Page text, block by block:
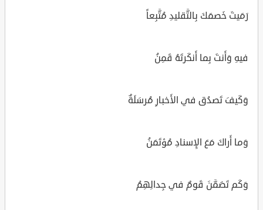
رَمَيتَ خَصمَكَ بِالتَّقليدِ مُتَّبِعاً
فيهِ وَأَنتَ بِما أَنكَرتَهُ قَمِنُ
وَكَيفَ تَصدُق في الأَخبارِ مُرسَلَةٌ
وَما أَراكَ مَعَ الإِسنادِ مُؤتَمَنُ
وَكَم تَضَمَّنَ قَومٌ في جِدالِهِمُ